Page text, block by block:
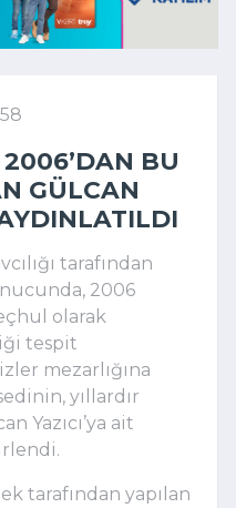
BU
GÜLCAN
tarafından
2006
olarak
tespit
mezarlığına
yıllardır
Yazıcı’ya ait
tarafından yapılan